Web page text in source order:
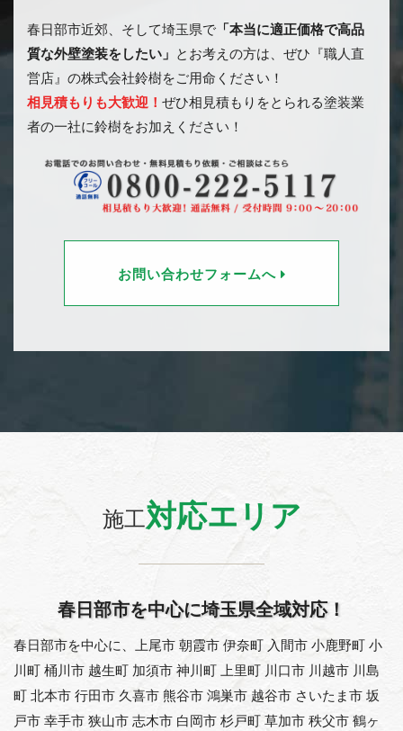
春日部市近郊、そして埼玉県で 「本当に適正価格で高品
質な外壁塗装をしたい」
とお考えの方は、ぜひ『職人直
営店』の株式会社鈴樹をご用命ください！
相見積もりも大歓迎！ ぜひ相見積もりをとられる塗装業
者の一社に鈴樹をお加えください！
お問い合わせフォームへ
施工対応エリア
春日部市を中心に埼玉県全域対応！
春日部市を中心に、上尾市 朝霞市 伊奈町 入間市 小鹿野町 小
川町 桶川市 越生町 加須市 神川町 上里町 川口市 川越市 川島
町 北本市 行田市 久喜市 熊谷市 鴻巣市 越谷市 さいたま市 坂
戸市 幸手市 狭山市 志木市 白岡市 杉戸町 草加市 秩父市 鶴ヶ